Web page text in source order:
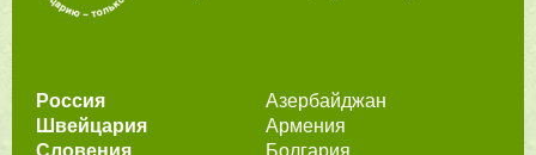
Россия
Швейцария
Словения
Азербайджан
Армения
Болгария